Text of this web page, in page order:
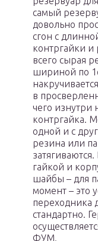
самый
довольно
сгон с
контргайки и
всего сырая
шириной по
в
чего изнутри
контргайка.
одной и с
резина или
гайкой и
шайбы – для
момент – это
переходника
стандартно.
ФУМ.